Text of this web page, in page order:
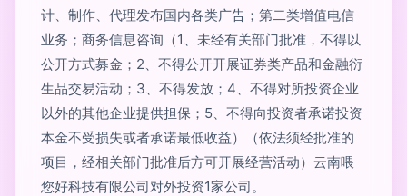
计、制作、代理发布国内各类广告；第二类增值电信
业务；商务信息咨询（1、未经有关部门批准，不得以
公开方式募金；2、不得公开开展证券类产品和金融衍
生品交易活动；3、不得发放；4、不得对所投资企业
以外的其他企业提供担保；5、不得向投资者承诺投资
本金不受损失或者承诺最低收益）（依法须经批准的
项目，经相关部门批准后方可开展经营活动）云南喂
您好科技有限公司对外投资1家公司。